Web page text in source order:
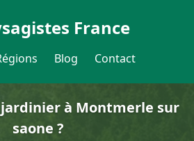
France
Blog Contact
à Montmerle sur
saone ?